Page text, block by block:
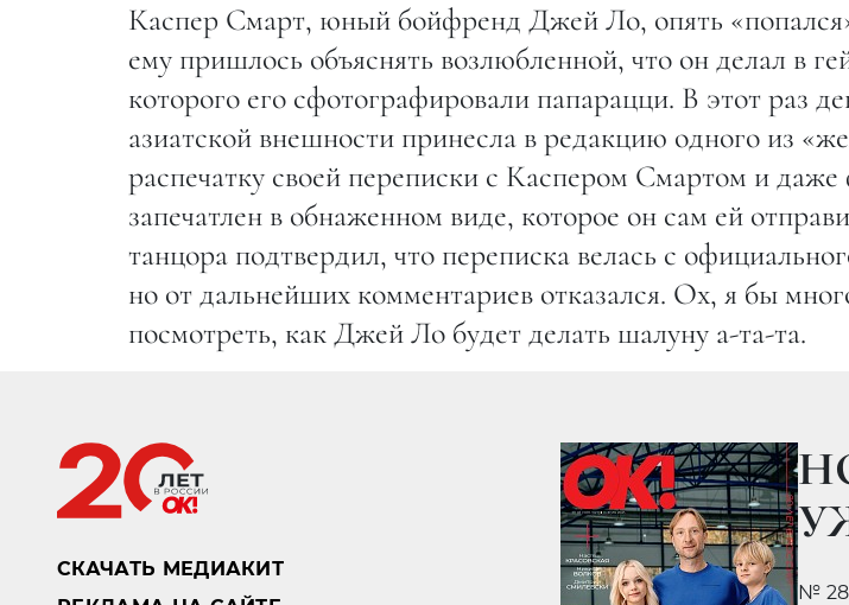
Каспер Смарт, юный бойфренд Джей Ло, опять
ему пришлось объяснять возлюбленной, что он делал в
которого его сфотографировали папарацци. В этот раз
азиатской внешности принесла в редакцию одного из
распечатку своей переписки с Каспером Смартом и даже
запечатлен в обнаженном виде, которое он сам ей
танцора подтвердил, что переписка велась с
но от дальнейших комментариев отказался. Ох, я бы
посмотреть, как Джей Ло будет делать шалуну а-та-та.
СКАЧАТЬ МЕДИАКИТ
№